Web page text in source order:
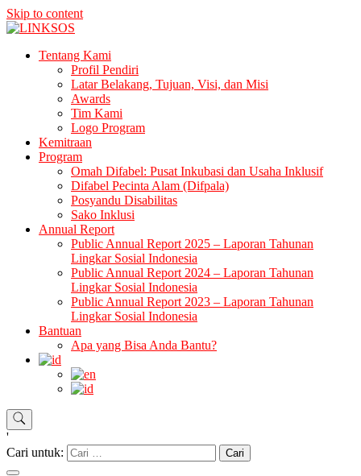
Skip to content
LINKSOSTentang Kami
Profil Pendiri
Latar Belakang, Tujuan, Visi, dan Misi
Awards
Tim Kami
Logo Program
Kemitraan
Program
Omah Difabel: Pusat Inkubasi dan Usaha Inklusif
Difabel Pecinta Alam (Difpala)
Posyandu Disabilitas
Sako Inklusi
Annual Report
Public Annual Report 2025 – Laporan Tahunan
Lingkar Sosial Indonesia
Public Annual Report 2024 – Laporan Tahunan
Lingkar Sosial Indonesia
Public Annual Report 2023 – Laporan Tahunan
Lingkar Sosial Indonesia
Bantuan
Apa yang Bisa Anda Bantu?
'
Cari untuk: